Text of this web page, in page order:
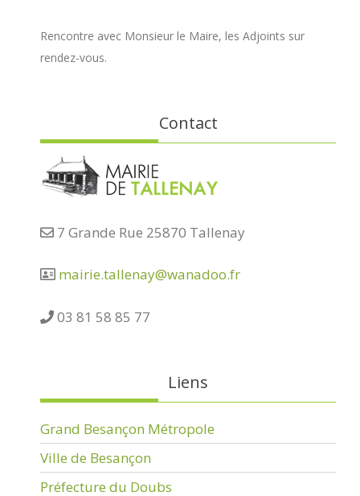
Rencontre avec Monsieur le Maire, les Adjoints sur
rendez-vous.
Contact
7 Grande Rue 25870 Tallenay
mairie.tallenay@wanadoo.fr
03 81 58 85 77
Liens
Grand Besançon Métropole
Ville de Besançon
Préfecture du Doubs